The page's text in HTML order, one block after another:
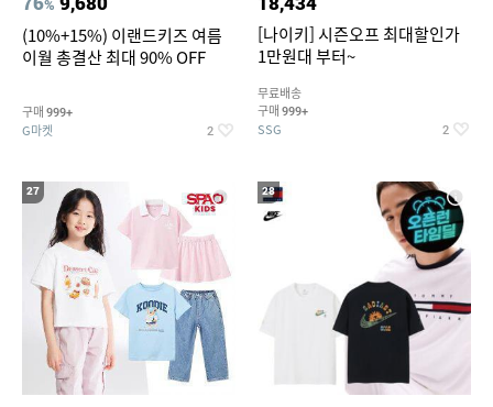
%
(10%+15%) 이랜드키즈 여름
이월 총결산 최대 90% OFF
구매 999+
G마켓 2
[나이키] 시즌오프 최대할인가
1만원대 부터~
무료배송
구매 999+
SSG 2
27 28